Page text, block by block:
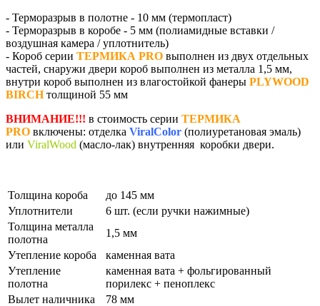
- Терморазрыв в полотне - 10 мм (термопласт)
- Терморазрыв в коробе - 5 мм (полиамидные вставки /
воздушная камера / уплотнитель)
- Короб серии ТЕРМИКА PRO выполнен из двух отдельных
частей, снаружи двери короб выполнен из металла 1,5 мм,
внутри короб выполнен из влагостойкой фанеры PLYWOOD
BIRCHтолщиной 55 мм
ВНИМАНИЕ!!! в стоимость серии ТЕРМИКА
PRO включены: отделка ViralColor (полиуретановая эмаль)
или ViralWood (масло-лак) внутренняя коробки двери.
Толщина короба
до 145 мм
Уплотнители
6 шт. (если ручки нажимные)
Толщина металла
полотна
1,5 мм
Утепление короба
каменная вата
Утепление
полотна
каменная вата + фольгированный
порилекс + пеноплекс
Вылет наличника
78 мм